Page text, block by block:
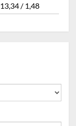
13,34 / 1,48